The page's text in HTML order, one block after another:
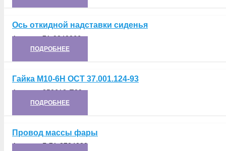
Ось откидной надставки сиденья
Артикул:71-9240066
ПОДРОБНЕЕ
Гайка М10-6Н ОСТ 37.001.124-93
Артикул:250612-П29
ПОДРОБНЕЕ
Провод массы фары
Артикул:Г-71-3724082